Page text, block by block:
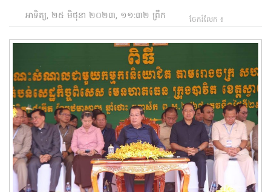
អាទិត្យ, ២៥ មិថុនា ២០២៣, ១១:៣២ ព្រឹក ចែករំលែក ៖